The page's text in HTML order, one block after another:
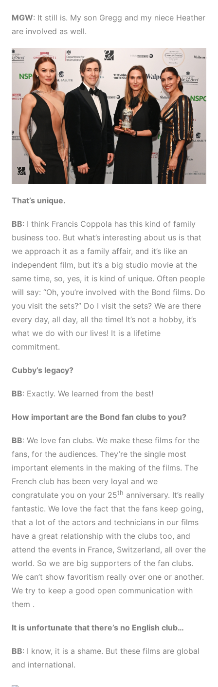
MGW: It still is. My son Gregg and my niece Heather
are involved as well.
That’s unique.
BB: I think Francis Coppola has this kind of family
business too. But what’s interesting about us is that
we approach it as a family affair, and it’s like an
independent film, but it’s a big studio movie at the
same time, so, yes, it is kind of unique. Often people
will say: “Oh, you’re involved with the Bond films. Do
you visit the sets?” Do I visit the sets? We are there
every day, all day, all the time! It’s not a hobby, it’s
what we do with our lives! It is a lifetime
commitment.
Cubby’s legacy?
BB: Exactly. We learned from the best!
How important are the Bond fan clubs to you?
BB: We love fan clubs. We make these films for the
fans, for the audiences. They’re the single most
important elements in the making of the films. The
French club has been very loyal and we
congratulate you on your 25th anniversary. It’s really
fantastic. We love the fact that the fans keep going,
that a lot of the actors and technicians in our films
have a great relationship with the clubs too, and
attend the events in France, Switzerland, all over the
world. So we are big supporters of the fan clubs.
We can’t show favoritism really over one or another.
We try to keep a good open communication with
them .
It is unfortunate that there’s no English club…
BB: I know, it is a shame. But these films are global
and international.